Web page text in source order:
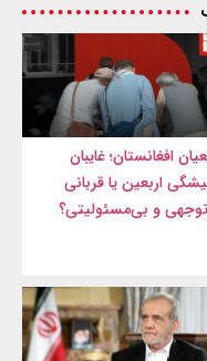
افغانستان؛ غایبان
اربعین یا قربانی
و بی‌مسئولیتی؟